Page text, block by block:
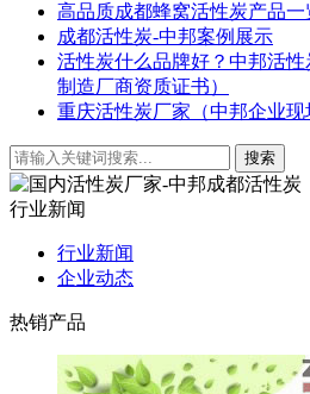
高品质成都蜂窝活性炭产品一
成都活性炭-中邦案例展示
活性炭什么品牌好？中邦活
制造厂商资质证书）
重庆活性炭厂家（中邦企业现
行业新闻
行业新闻
企业动态
热销产品